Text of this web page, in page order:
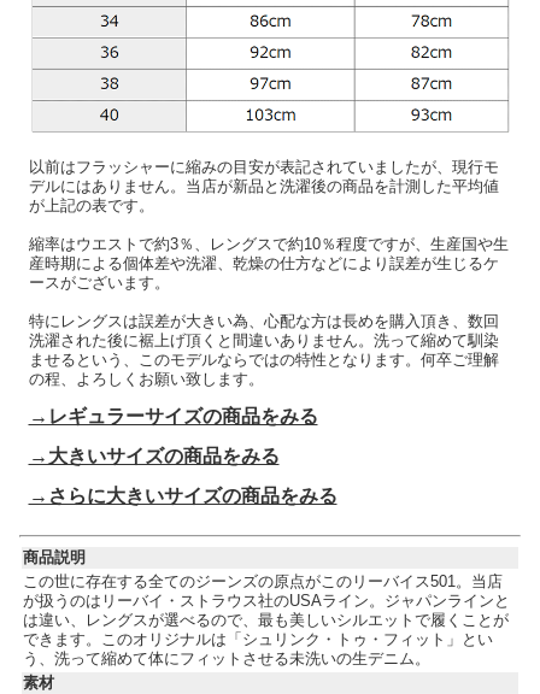
以前はフラッシャーに縮みの目安が表記されていましたが、現行モ
デルにはありません。当店が新品と洗濯後の商品を計測した平均値
が上記の表です。
縮率はウエストで約3％、レングスで約10％程度ですが、生産国や生
産時期による個体差や洗濯、乾燥の仕方などにより誤差が生じるケ
ースがございます。
特にレングスは誤差が大きい為、心配な方は長めを購入頂き、数回
洗濯された後に裾上げ頂くと間違いありません。洗って縮めて馴染
ませるという、このモデルならではの特性となります。何卒ご理解
の程、よろしくお願い致します。
→レギュラーサイズの商品をみる
→大きいサイズの商品をみる
→さらに大きいサイズの商品をみる
商品説明
この世に存在する全てのジーンズの原点がこのリーバイス501。当店
が扱うのはリーバイ・ストラウス社のUSAライン。ジャパンラインと
は違い、レングスが選べるので、最も美しいシルエットで履くことが
できます。このオリジナルは「シュリンク・トゥ・フィット」とい
う、洗って縮めて体にフィットさせる未洗いの生デニム。
素材